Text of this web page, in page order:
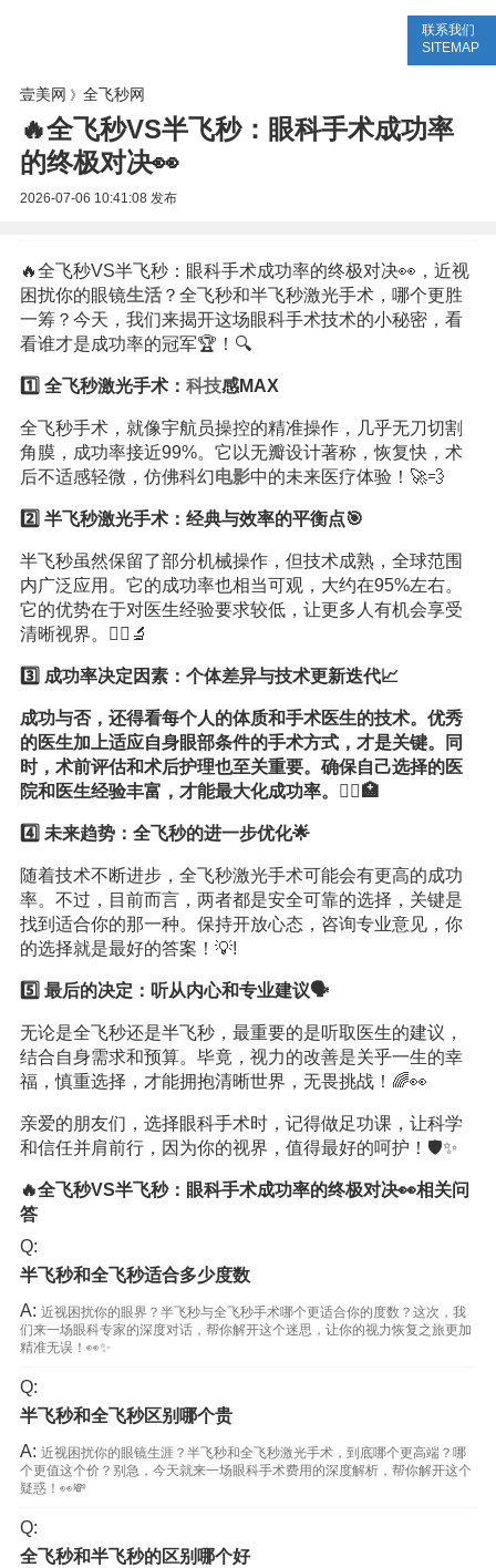
联系我们
SITEMAP
壹美网 》 全飞秒网
🔥全飞秒VS半飞秒：眼科手术成功率
的终极对决👀
2026-07-06 10:41:08发布
🔥全飞秒VS半飞秒：眼科手术成功率的终极对决👀，近视
困扰你的眼镜生活？全飞秒和半飞秒激光手术，哪个更胜
一筹？今天，我们来揭开这场眼科手术技术的小秘密，看
看谁才是成功率的冠军🏆！🔍
1️⃣ 全飞秒激光手术： 科技感MAX️
全飞秒手术，就像宇航员操控的精准操作，几乎无刀切割
角膜，成功率接近99%。它以无瓣设计著称，恢复快，术
后不适感轻微，仿佛科幻电影中的未来医疗体验！🚀💨
2️⃣ 半飞秒激光手术：经典与效率的平衡点🎯
半飞秒虽然保留了部分机械操作，但技术成熟，全球范围
内广泛应用。它的成功率也相当可观，大约在95%左右。
它的优势在于对医生经验要求较低，让更多人有机会享受
清晰视界。👩‍⚕️🔬
3️⃣ 成功率决定因素：个体差异与技术更新迭代📈
成功与否，还得看每个人的体质和手术医生的技术。优秀
的医生加上适应自身眼部条件的手术方式，才是关键。同
时，术前评估和术后护理也至关重要。确保自己选择的医
院和医生经验丰富，才能最大化成功率。👨‍⚕️🏥
4️⃣ 未来趋势：全飞秒的进一步优化🌟
随着技术不断进步，全飞秒激光手术可能会有更高的成功
率。不过，目前而言，两者都是安全可靠的选择，关键是
找到适合你的那一种。保持开放心态，咨询专业意见，你
的选择就是最好的答案！💡!
5️⃣ 最后的决定：听从内心和专业建议🗣️
无论是全飞秒还是半飞秒，最重要的是听取医生的建议，
结合自身需求和预算。毕竟，视力的改善是关乎一生的幸
福，慎重选择，才能拥抱清晰世界，无畏挑战！🌈👀
亲爱的朋友们，选择眼科手术时，记得做足功课，让科学
和信任并肩前行，因为你的视界，值得最好的呵护！🛡️✨
🔥全飞秒VS半飞秒：眼科手术成功率的终极对决👀相关问
答
Q:
半飞秒和全飞秒适合多少度数
A: 近视困扰你的眼界？半飞秒与全飞秒手术哪个更适合你的度数？这次，我
们来一场眼科专家的深度对话，帮你解开这个迷思，让你的视力恢复之旅更加
精准无误！👀✨
Q:
半飞秒和全飞秒区别哪个贵
A: 近视困扰你的眼镜生涯？半飞秒和全飞秒激光手术，到底哪个更高端？哪
个更值这个价？别急，今天就来一场眼科手术费用的深度解析，帮你解开这个
疑惑！👀💸
Q:
全飞秒和半飞秒的区别哪个好